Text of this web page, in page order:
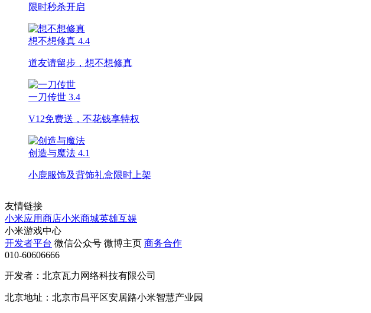
限时秒杀开启
想不想修真 4.4
道友请留步，想不想修真
一刀传世 3.4
V12免费送，不花钱享特权
创造与魔法 4.1
小鹿服饰及背饰礼盒限时上架
友情链接
小米应用商店小米商城英雄互娱
小米游戏中心
开发者平台 微信公众号 微博主页 商务合作
010-60606666
开发者：北京瓦力网络科技有限公司
北京地址：北京市昌平区安居路小米智慧产业园